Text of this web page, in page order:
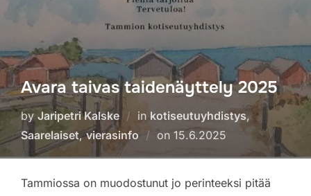
Avara taivas taidenäyttely 2025
by Jaripetri Kalske in kotiseutuyhdistys,
Saarelaiset,vierasinfo on Posted
on
15.6.2025
Tammiossa on muodostunut jo perinteeksi pitää